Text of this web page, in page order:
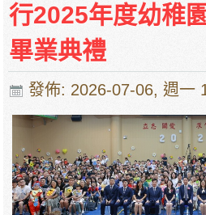
培華中學收費項目一覽表
停課通知
行2025年度幼稚
畢業典禮
發佈: 2026-07-06, 週一